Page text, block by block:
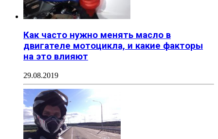
Как часто нужно менять масло в
двигателе мотоцикла, и какие факторы
на это влияют
29.08.2019